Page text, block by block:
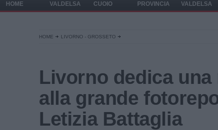
HOME
VALDELSA
CUOIO
PROVINCIA
VALDELSA
HOME LIVORNO - GROSSETO
Livorno dedica una
alla grande
Letizia Battaglia